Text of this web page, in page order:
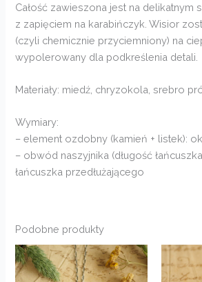
Całość zawieszona jest na delikatnym
z zapięciem na karabińczyk. Wisior
(czyli chemicznie przyciemniony) na
wypolerowany dla podkreślenia detali.
Materiały: miedź, chryzokola, srebro
Wymiary:
– element ozdobny (kamień + listek):
– obwód naszyjnika (długość
łańcuszka przedłużającego
Podobne produkty